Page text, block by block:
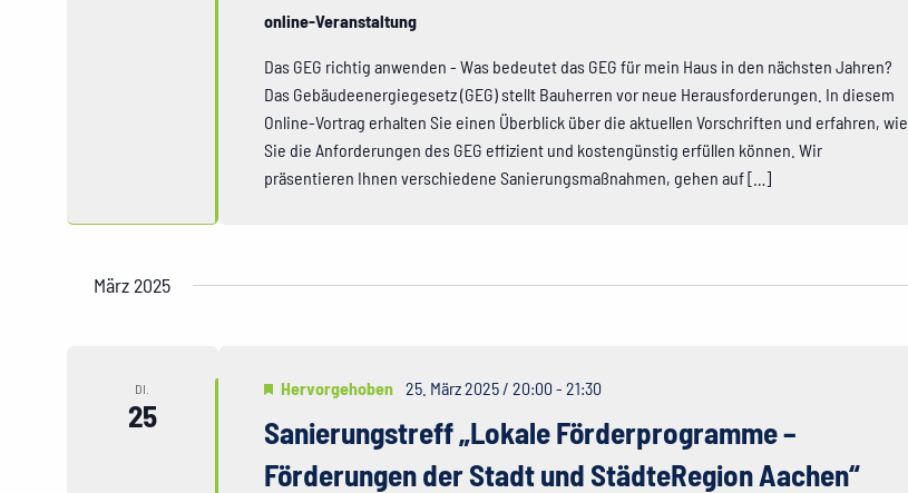
online-Veranstaltung
Das GEG richtig anwenden - Was bedeutet das GEG für mein Haus in den nächsten Jahren?
Das Gebäudeenergiegesetz (GEG) stellt Bauherren vor neue Herausforderungen. In diesem
Online-Vortrag erhalten Sie einen Überblick über die aktuellen Vorschriften und erfahren, wie
Sie die Anforderungen des GEG effizient und kostengünstig erfüllen können. Wir
präsentieren Ihnen verschiedene Sanierungsmaßnahmen, gehen auf […]
März 2025
DI.
25
Sanierungstreff „Lokale Förderprogramme –
Förderungen der Stadt und StädteRegion Aachen“
Hervorgehoben 25. März 2025 / 20:00 - 21:30